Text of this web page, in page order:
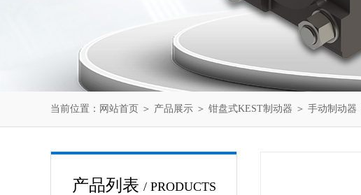
当前位置： 网站首页 ＞ 产品展示 ＞ 钳盘式KEST制动器 ＞ 手动制动器
产品列表 / PRODUCTS